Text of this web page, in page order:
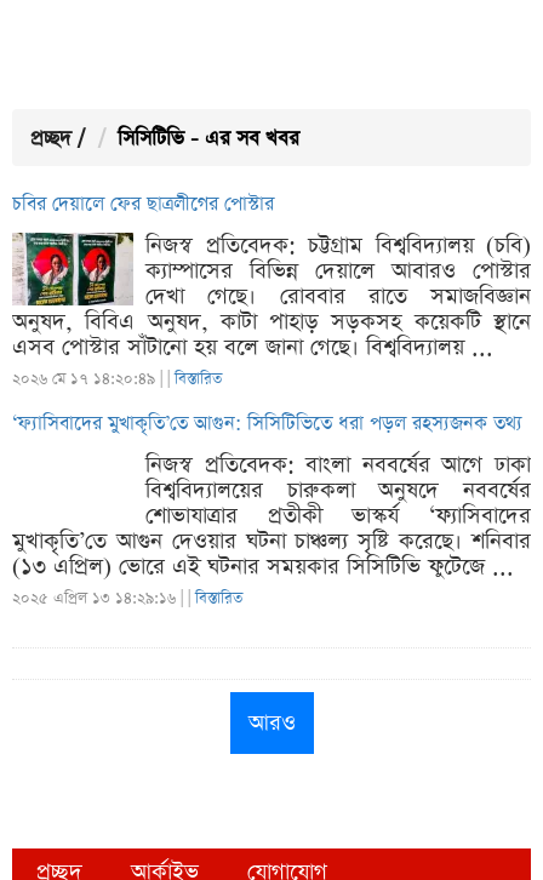
প্রচ্ছদ / সিসিটিভি - এর সব খবর
চবির দেয়ালে ফের ছাত্রলীগের পোস্টার
নিজস্ব প্রতিবেদক: চট্টগ্রাম বিশ্ববিদ্যালয় (চবি)
ক্যাম্পাসের বিভিন্ন দেয়ালে আবারও পোস্টার
দেখা গেছে। রোববার রাতে সমাজবিজ্ঞান
অনুষদ, বিবিএ অনুষদ, কাটা পাহাড় সড়কসহ কয়েকটি স্থানে
এসব পোস্টার সাঁটানো হয় বলে জানা গেছে। বিশ্ববিদ্যালয় ...
২০২৬ মে ১৭ ১৪:২০:৪৯ | |বিস্তারিত
‘ফ্যাসিবাদের মুখাকৃতি’তে আগুন: সিসিটিভিতে ধরা পড়ল রহস্যজনক তথ্য
নিজস্ব প্রতিবেদক: বাংলা নববর্ষের আগে ঢাকা
বিশ্ববিদ্যালয়ের চারুকলা অনুষদে নববর্ষের
শোভাযাত্রার প্রতীকী ভাস্কর্য ‘ফ্যাসিবাদের
মুখাকৃতি’তে আগুন দেওয়ার ঘটনা চাঞ্চল্য সৃষ্টি করেছে। শনিবার
(১৩ এপ্রিল) ভোরে এই ঘটনার সময়কার সিসিটিভি ফুটেজে ...
২০২৫ এপ্রিল ১৩ ১৪:২৯:১৬ | |বিস্তারিত
আরও
প্রচ্ছদ আর্কাইভ যোগাযোগ